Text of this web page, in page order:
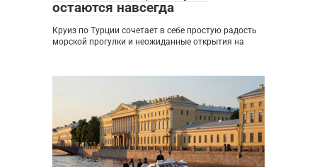
остаются навсегда
Круиз по Турции сочетает в себе простую радость
морской прогулки и неожиданные открытия на